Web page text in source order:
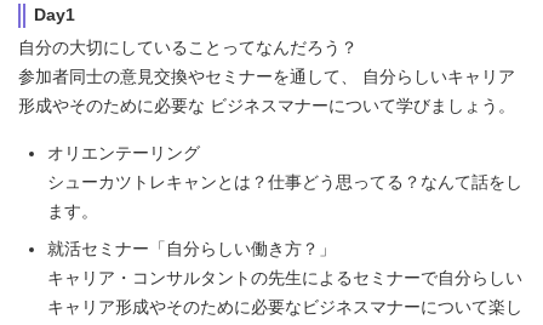
Day1
自分の大切にしていることってなんだろう？
参加者同士の意見交換やセミナーを通して、 自分らしいキャリア
形成やそのために必要な ビジネスマナーについて学びましょう。
オリエンテーリング
シューカツトレキャンとは？仕事どう思ってる？なんて話をし
ます。
就活セミナー「自分らしい働き方？」
キャリア・コンサルタントの先生によるセミナーで自分らしい
キャリア形成やそのために必要なビジネスマナーについて楽し